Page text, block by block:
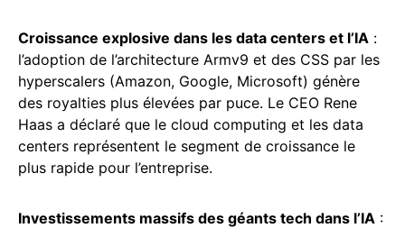
Croissance explosive dans les data centers et l’IA :
l’adoption de l’architecture Armv9 et des CSS par les
hyperscalers (Amazon, Google, Microsoft) génère
des royalties plus élevées par puce. Le CEO Rene
Haas a déclaré que le cloud computing et les data
centers représentent le segment de croissance le
plus rapide pour l’entreprise.
Investissements massifs des géants tech dans l’IA :